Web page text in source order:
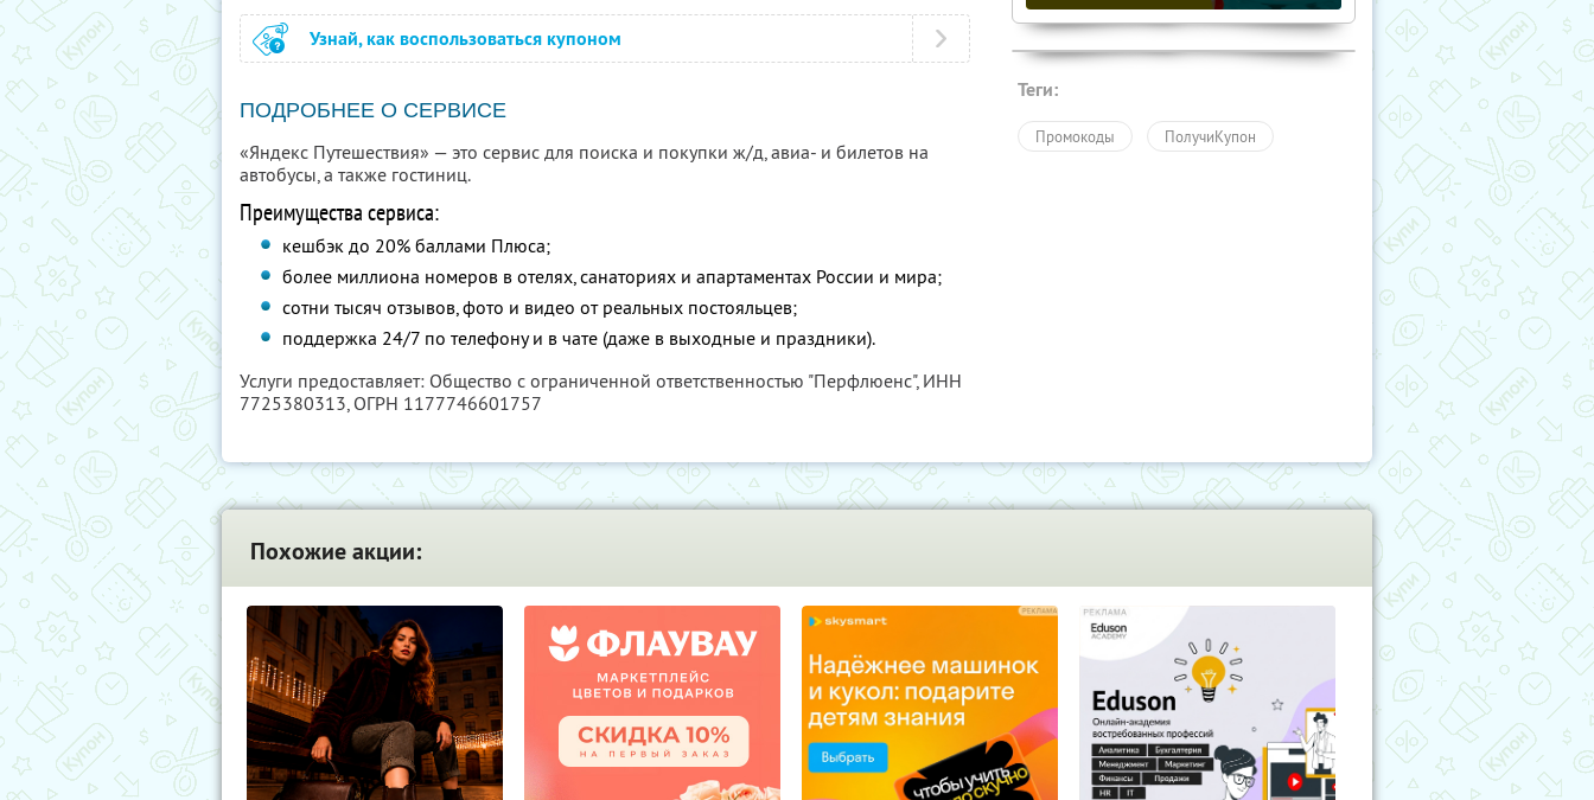
Узнай, как воспользоваться купоном
ПОДРОБНЕЕ О СЕРВИСЕ
«Яндекс Путешествия» — это сервис для поиска и покупки ж/д, авиа- и билетов на
автобусы, а также гостиниц.
Преимущества сервиса:
кешбэк до 20% баллами Плюса;
более миллиона номеров в отелях, санаториях и апартаментах России и мира;
сотни тысяч отзывов, фото и видео от реальных постояльцев;
поддержка 24/7 по телефону и в чате (даже в выходные и праздники).
Услуги предоставляет: Общество с ограниченной ответственностью "Перфлюенс", ИНН
7725380313, ОГРН 1177746601757
Теги:
Промокоды ПолучиКупон
Похожие акции: